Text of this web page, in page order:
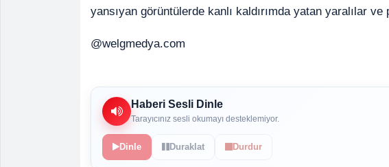
yansıyan görüntülerde kanlı kaldırımda yatan yaralılar
@welgmedya.com
Haberi Sesli Dinle
Tarayıcınız sesli okumayı desteklemiyor.
Dinle Duraklat Durdur